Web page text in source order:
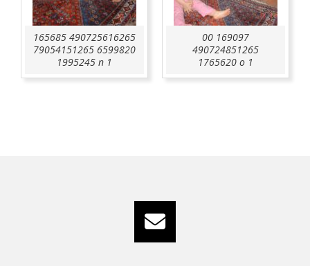
165685 490725616265
79054151265 6599820
1995245 n 1
00 169097
490724851265
1765620 o 1